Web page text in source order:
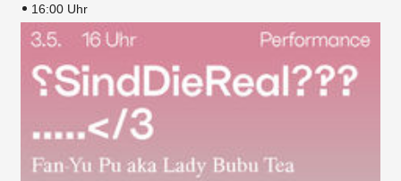
16:00 Uhr